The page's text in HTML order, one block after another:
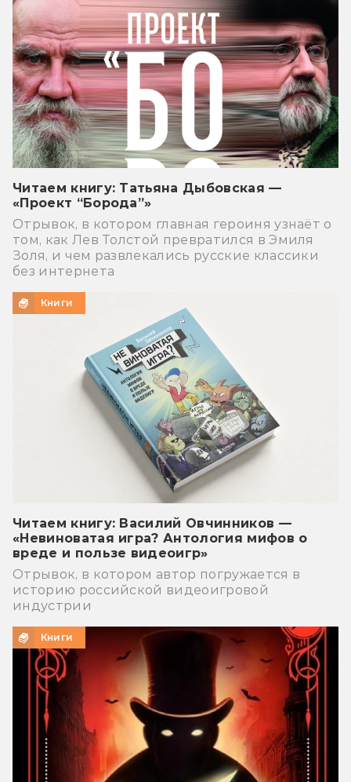
Читаем книгу: Татьяна Дыбовская —
«Проект “Борода”»
Отрывок, в котором главная героиня узнаёт о
том, как Лев Толстой превратился в Эмиля
Золя, и чем развлекались русские классики
без интернета
Книги
Читаем книгу: Василий Овчинников —
«Невиноватая игра? Антология мифов о
вреде и пользе видеоигр»
Отрывок, в котором автор погружается в
историю российской видеоигровой
индустрии
Книги